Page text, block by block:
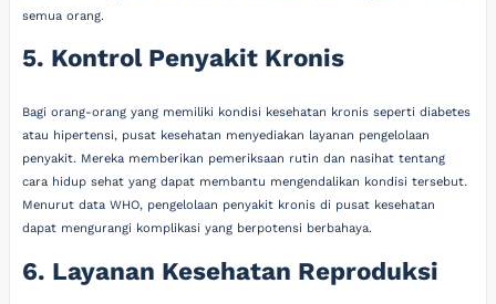
semua orang.
5. Kontrol Penyakit Kronis
Bagi orang-orang yang memiliki kondisi kesehatan kronis seperti diabetes
atau hipertensi, pusat kesehatan menyediakan layanan pengelolaan
penyakit. Mereka memberikan pemeriksaan rutin dan nasihat tentang
cara hidup sehat yang dapat membantu mengendalikan kondisi tersebut.
Menurut data WHO, pengelolaan penyakit kronis di pusat kesehatan
dapat mengurangi komplikasi yang berpotensi berbahaya.
6. Layanan Kesehatan Reproduksi